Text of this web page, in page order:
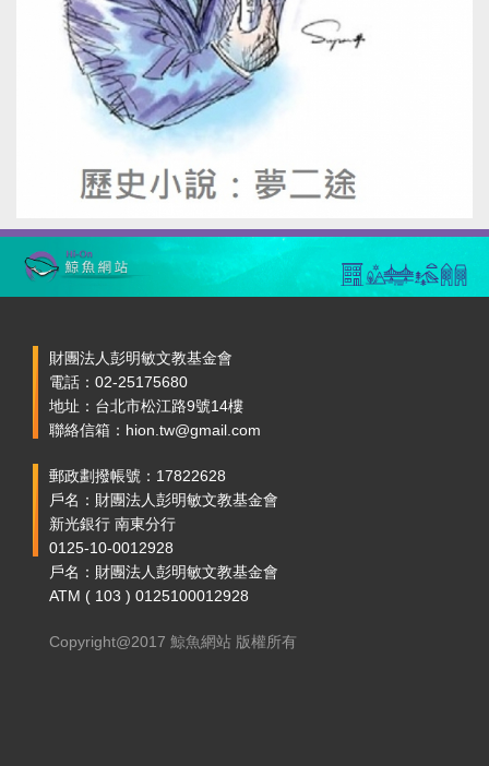
財團法人彭明敏文教基金會
電話：02-25175680
地址：台北市松江路9號14樓
聯絡信箱：hion.tw@gmail.com
郵政劃撥帳號：17822628
戶名：財團法人彭明敏文教基金會
新光銀行 南東分行
0125-10-0012928
戶名：財團法人彭明敏文教基金會
ATM ( 103 ) 0125100012928
Copyright@2017 鯨魚網站 版權所有